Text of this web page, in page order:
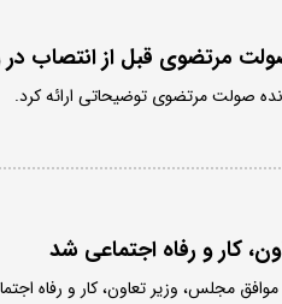
مرتضوی قبل از انتصاب در
صولت مرتضوی توضیحاتی ارائه کرد.
کار و رفاه اجتماعی شد